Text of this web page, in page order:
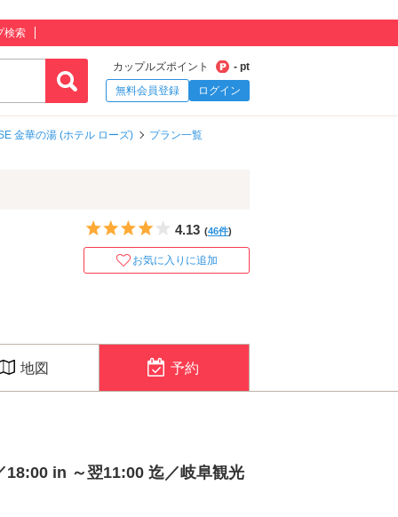
検索
カップルズポイント
- pt
無料会員登録
ログイン
金華の湯 (ホテル ローズ)
プラン一覧
5つ星のうち4
4.13 (46件)
お気に入りに追加
地図 予約
18:00 in ～翌11:00 迄／岐阜観光